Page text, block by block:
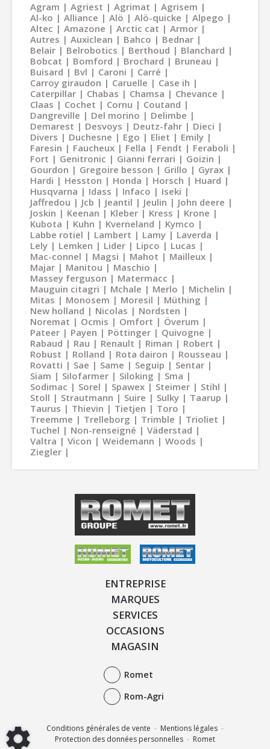
Agram Agriest Agrimat
Agrisem
Al-ko
Alliance Alö Alö-quicke
Alpego
Altec
Amazone Arctic cat
Armor
Autres
Auxiclean Bahco
Bednar
Belair
Belrobotics Berthoud
Blanchard
Bobcat
Bomford Brochard
Bruneau
Buisard
Bvl Caroni
Carré
Carroy giraudon
Caruelle
Case ih
Caterpillar
Chabas Chamsa
Chevance
Claas
Cochet Cornu
Coutand
Dangreville
Del morino
Delimbe
Demarest
Desvoys Deutz-fahr
Dieci
Divers
Duchesne Ego Eliet
Emily
Faresin
Faucheux Fella Fendt
Feraboli
Fort
Genitronic Gianni ferrari
Goizin
Gourdon
Gregoire besson Grillo
Gyrax
Hardi
Hesston Honda Horsch
Huard
Husqvarna
Idass Infaco
Iseki
Jaffredou
Jcb Jeantil Jeulin
John deere
Joskin
Keenan Kleber Kress
Krone
Kubota
Kuhn Kverneland
Kymco
Labbe rotiel
Lambert Lamy
Laverda
Lely
Lemken Lider Lipco
Lucas
Mac-connel
Magsi Mahot
Mailleux
Majar
Manitou
Maschio
Massey ferguson
Matermacc
Mauguin citagri
Mchale Merlo
Michelin
Mitas
Monosem Moresil
Müthing
New holland
Nicolas
Nordsten
Noremat
Ocmis Omfort
Överum
Pateer
Payen Pöttinger
Quivogne
Rabaud
Rau Renault Riman
Robert
Robust
Rolland Rota dairon
Rousseau
Rovatti
Sae Same Seguip
Sentar
Siam
Silofarmer Siloking
Sma
Sodimac
Sorel Spawex Steimer
Stihl
Stoll
Strautmann Suire Sulky
Taarup
Taurus
Thievin Tietjen
Toro
Treemme
Trelleborg Trimble
Trioliet
Tuchel
Non-renseigné
Väderstad
Valtra
Vicon Weidemann
Woods
Ziegler
ENTREPRISE
MARQUES
SERVICES
OCCASIONS
MAGASIN
Romet
Rom-Agri
Conditions générales de vente - Mentions légales -
Protection des données personnelles - Romet